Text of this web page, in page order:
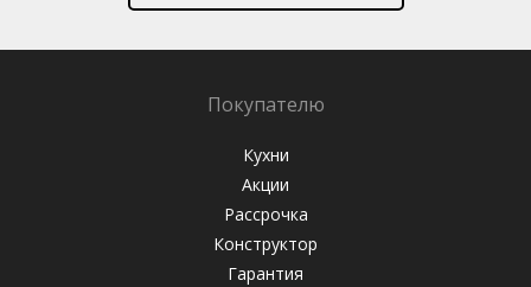
Покупателю
Кухни
Акции
Рассрочка
Конструктор
Гарантия